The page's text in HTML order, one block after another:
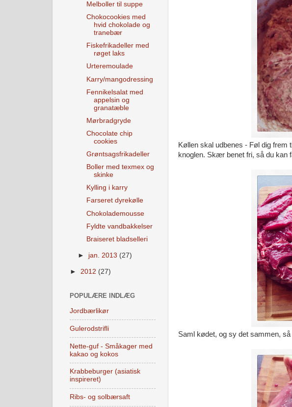
Køllen skal udbenes - Føl dig frem
knoglen. Skær benet fri, så du kan
Saml kødet, og sy det sammen,
Melboller til suppe
Chokocookies med
hvid chokolade og
tranebær
Fiskefrikadeller med
røget laks
Urteremoulade
Karry/mangodressing
Fennikelsalat med
appelsin og
granatæble
Mørbradgryde
Chocolate chip
cookies
Grøntsagsfrikadeller
Boller med texmex og
skinke
Kylling i karry
Farseret dyrekølle
Chokolademousse
Fyldte vandbakkelser
Braiseret bladselleri
► jan. 2013 (27)
► 2012 (27)
POPULÆRE INDLÆG
Jordbærlikør
Gulerodstrifli
Nette-guf - Småkager med
kakao og kokos
Krabbeburger (asiatisk
inspireret)
Ribs- og solbærsaft